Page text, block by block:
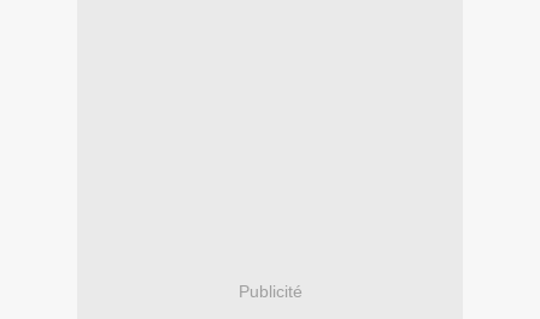
Publicité